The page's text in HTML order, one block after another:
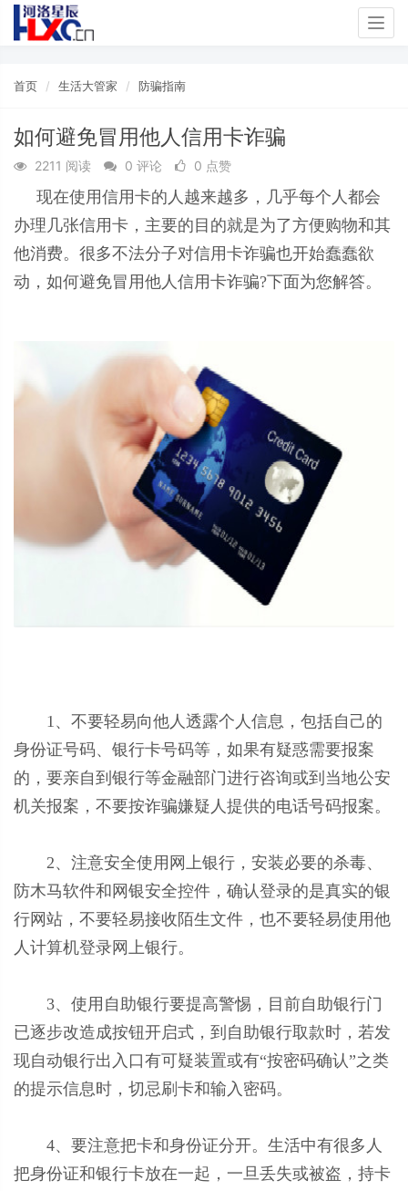
首页 生活大管家 防骗指南
如何避免冒用他人信用卡诈骗
2211 阅读 0 评论 0 点赞
现在使用信用卡的人越来越多，几乎每个人都会
办理几张信用卡，主要的目的就是为了方便购物和其
他消费。很多不法分子对信用卡诈骗也开始蠢蠢欲
动，如何避免冒用他人信用卡诈骗?下面为您解答。
1、不要轻易向他人透露个人信息，包括自己的
身份证号码、银行卡号码等，如果有疑惑需要报案
的，要亲自到银行等金融部门进行咨询或到当地公安
机关报案，不要按诈骗嫌疑人提供的电话号码报案。
2、注意安全使用网上银行，安装必要的杀毒、
防木马软件和网银安全控件，确认登录的是真实的银
行网站，不要轻易接收陌生文件，也不要轻易使用他
人计算机登录网上银行。
3、使用自助银行要提高警惕，目前自助银行门
已逐步改造成按钮开启式，到自助银行取款时，若发
现自动银行出入口有可疑装置或有“按密码确认”之类
的提示信息时，切忌刷卡和输入密码。
4、要注意把卡和身份证分开。生活中有很多人
把身份证和银行卡放在一起，一旦丢失或被盗，持卡